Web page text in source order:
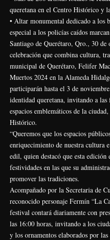
queretana en el Centro Histórico y
• Altar monumental dedicado a los
especial a los policías caídos
Santiago de Querétaro, Qro., 30
celebración que combina cultura,
municipal de Querétaro, Felifer
Muertos 2024 en la Alameda
participarán hasta el 3 de
identidad queretana, invitando a
espacios emblemáticos de la
Histórico.
“Queremos que los espacios
enriquecimiento de nuestra cultura
edil, quien destacó que esta
festividades en las que su
promover las tradiciones.
Acompañado por la Secretaria de
reconocido personaje Fermín “La
festival contará diariamente con
las 16:00 horas, invitando a los
y los ornamentos elaborados por